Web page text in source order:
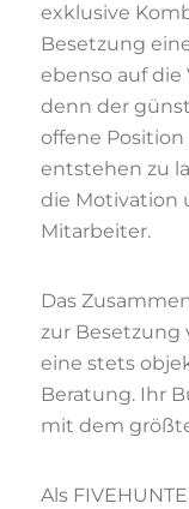
exklusive
Besetzung
ebenso auf
denn der
offene Position
entstehen zu
die Motivation
Mitarbeiter.
Das
zur Besetzung
eine stets
Beratung. Ihr
mit dem
Als